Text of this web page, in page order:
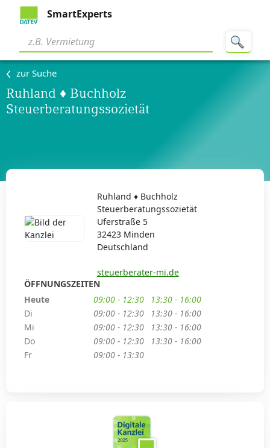
SmartExperts
zur Suche
Ruhland ♦ Buchholz
Steuerberatungssozietät
Ruhland ♦ Buchholz
Steuerberatungssozietät
Uferstraße 5
32423 Minden
Deutschland
steuerberater-mi.de
ÖFFNUNGSZEITEN
Heute
09:00 - 12:30
13:30 - 16:00
Di
09:00 - 12:30
13:30 - 16:00
Mi
09:00 - 12:30
13:30 - 16:00
Do
09:00 - 12:30
13:30 - 16:00
Fr
09:00 - 13:30